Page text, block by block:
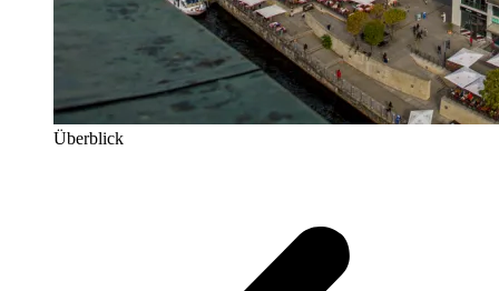
Überblick